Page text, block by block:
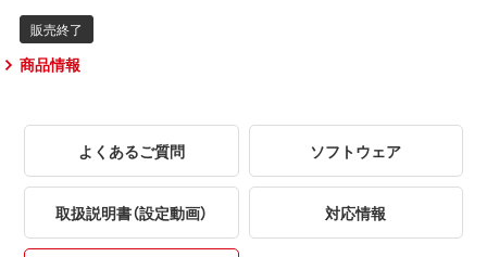
商品情報
よくあるご質問 ソフトウェア
取扱説明書（設定動画） 対応情報